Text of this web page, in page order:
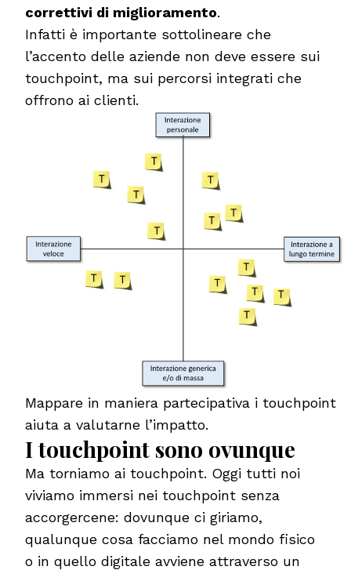
correttivi di miglioramento.
Infatti è importante sottolineare che
l’accento delle aziende non deve essere sui
touchpoint, ma sui percorsi integrati che
offrono ai clienti.
Mappare in maniera partecipativa i touchpoint
aiuta a valutarne l’impatto.
I touchpoint sono ovunque
Ma torniamo ai touchpoint. Oggi tutti noi
viviamo immersi nei touchpoint senza
accorgercene: dovunque ci giriamo,
qualunque cosa facciamo nel mondo fisico
o in quello digitale avviene attraverso un